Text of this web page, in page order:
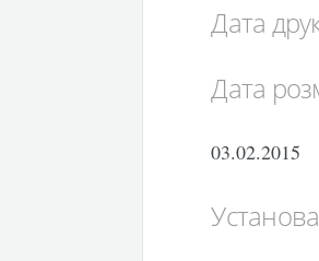
Дата
Дата
03.02.2015
Установа